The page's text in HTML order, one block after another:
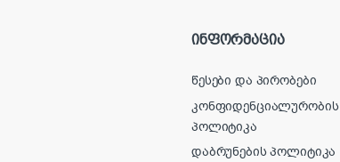
ინფორმაცია
წესები და პირობები
კონფიდენციალურობის
პოლიტიკა
დაბრუნების პოლიტიკა